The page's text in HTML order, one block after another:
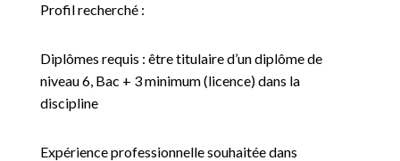
Profil recherché :
Diplômes requis : être titulaire d’un diplôme de
niveau 6, Bac + 3 minimum (licence) dans la
discipline
Expérience professionnelle souhaitée dans